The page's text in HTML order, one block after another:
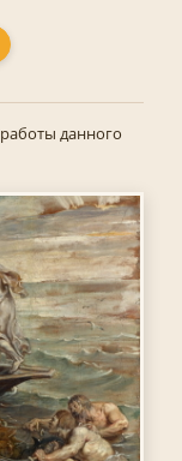
данного